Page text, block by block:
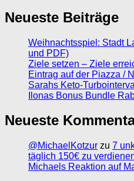
Neueste Beiträge
Weihnachtsspiel: Stadt
und PDF)
Ziele setzen – Ziele
Eintrag auf der Piazza /
Sarahs Keto-
Ilonas Bonus Bundle
Neueste
@MichaelKotzur zu 7
täglich 150€ zu
Michaels Reaktion auf